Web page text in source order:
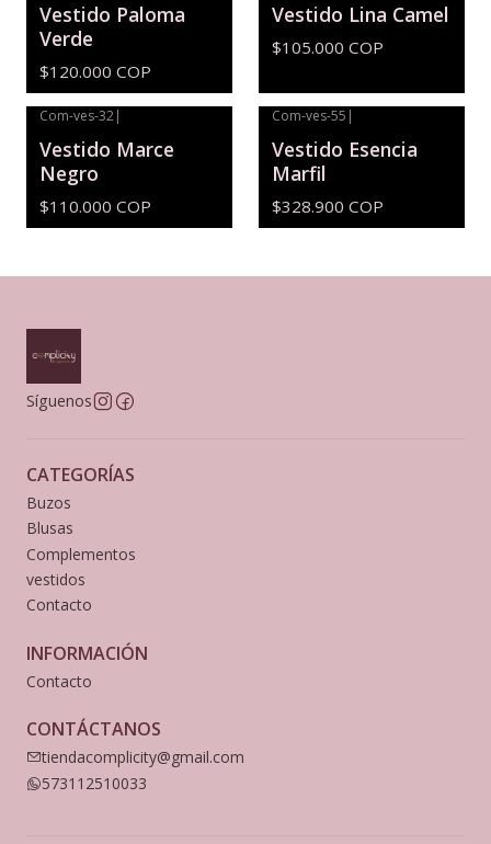
Vestido Paloma
Verde
$120.000 COP
Vestido Lina Camel
$105.000 COP
Com-ves-32|
Vestido Marce
Negro
$110.000 COP
Com-ves-55 |
Vestido Esencia
Marfil
$328.900 COP
Síguenos
CATEGORÍAS
Buzos
Blusas
Complementos
vestidos
Contacto
INFORMACIÓN
Contacto
CONTÁCTANOS
tiendacomplicity@gmail.com
573112510033